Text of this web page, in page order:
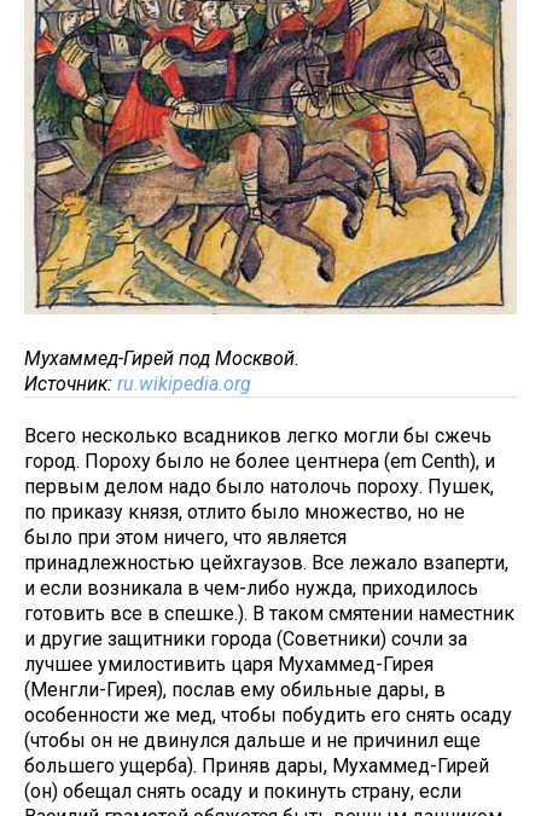
Мухаммед-Гирей под Москвой.
Источник: ru.wikipedia.org
Всего несколько всадников легко могли бы сжечь
город. Пороху было не более центнера (em Centh), и
первым делом надо было натолочь пороху. Пушек,
по приказу князя, отлито было множество, но не
было при этом ничего, что является
принадлежностью цейхгаузов. Все лежало взаперти,
и если возникала в чем-либо нужда, приходилось
готовить все в спешке.). В таком смятении наместник
и другие защитники города (Советники) сочли за
лучшее умилостивить царя Мухаммед-Гирея
(Менгли-Гирея), послав ему обильные дары, в
особенности же мед, чтобы побудить его снять осаду
(чтобы он не двинулся дальше и не причинил еще
большего ущерба). Приняв дары, Мухаммед-Гирей
(он) обещал снять осаду и покинуть страну, если